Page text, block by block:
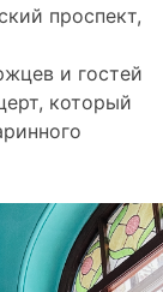
проспект,
и гостей
который